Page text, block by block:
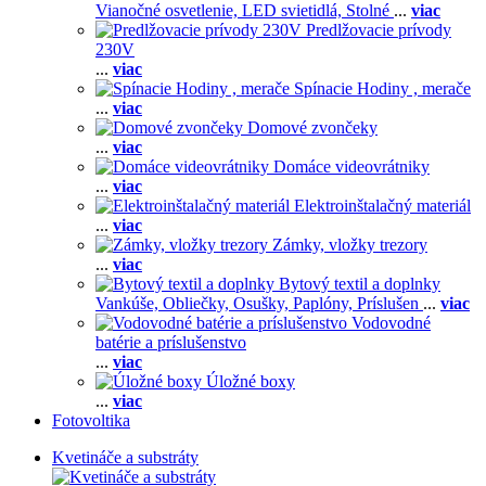
Vianočné osvetlenie, LED svietidlá, Stolné ... viac
Predlžovacie prívody
230V
... viac
Spínacie Hodiny , merače
... viac
Domové zvončeky
... viac
Domáce videovrátniky
... viac
Elektroinštalačný materiál
... viac
Zámky, vložky trezory
... viac
Bytový textil a doplnky
Vankúše, Obliečky, Osušky, Paplóny, Príslušen ... viac
Vodovodné
batérie a príslušenstvo
... viac
Úložné boxy
... viac
Fotovoltika
Kvetináče a substráty